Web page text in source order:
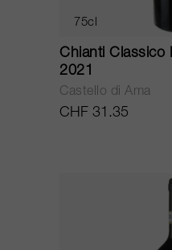
75cl
Chianti Classico
2021
Castello di Ama
CHF 31.35